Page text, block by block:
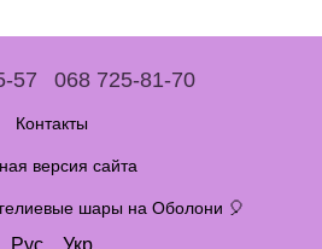
57 068 725-81-70
Контакты
версия сайта
шары на Оболони 🎈
Рус Укр